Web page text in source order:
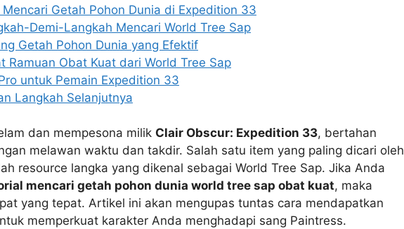
Getah Pohon Dunia di Expedition 33
Demi-Langkah Mencari World Tree Sap
Getah Pohon Dunia yang Efektif
Ramuan Obat Kuat dari World Tree Sap
untuk Pemain Expedition 33
Langkah Selanjutnya
dan mempesona milik Clair Obscur: Expedition 33, bertahan
melawan waktu dan takdir. Salah satu item yang paling dicari oleh
resource langka yang dikenal sebagai World Tree Sap. Jika Anda
mencari getah pohon dunia world tree sap obat kuat, maka
yang tepat. Artikel ini akan mengupas tuntas cara mendapatkan
memperkuat karakter Anda menghadapi sang Paintress.